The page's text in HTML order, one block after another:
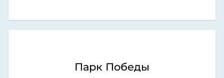
Парк Победы